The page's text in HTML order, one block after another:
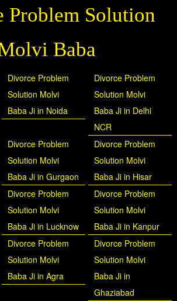
Problem Solution
Baba
Divorce Problem
Solution Molvi
Baba Ji in Noida
Divorce Problem
Solution Molvi
Baba Ji in Delhi
NCR
Divorce Problem
Solution Molvi
Baba Ji in Gurgaon
Divorce Problem
Solution Molvi
Baba Ji in Hisar
Divorce Problem
Solution Molvi
Baba Ji in Lucknow
Divorce Problem
Solution Molvi
Baba Ji in Kanpur
Divorce Problem
Solution Molvi
Baba Ji in Agra
Divorce Problem
Solution Molvi
Baba Ji in
Ghaziabad